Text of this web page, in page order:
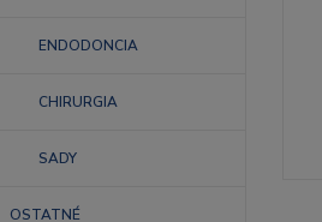
ENDODONCIA
CHIRURGIA
SADY
OSTATNÉ